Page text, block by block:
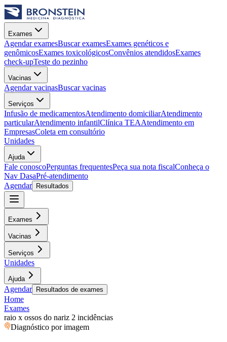
Exames
Agendar examesBuscar examesExames genéticos e
genômicosExames toxicológicosConvênios atendidosExames
check-upTeste do pezinho
Vacinas
Agendar vacinasBuscar vacinas
Serviços
Infusão de medicamentosAtendimento domiciliarAtendimento
particularAtendimento infantilClínica TEAAtendimento em
EmpresasColeta em consultório
Unidades
Ajuda
Fale conoscoPerguntas frequentesPeça sua nota fiscalConheça o
Nav DasaPré-atendimento
Agendar
Resultados
Exames
Vacinas
Serviços
Unidades
Ajuda
Agendar Resultados de exames
Home
Exames
raio x ossos do nariz 2 incidências
Diagnóstico por imagem